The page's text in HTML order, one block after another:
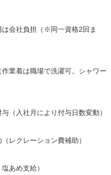
会社負担（※同一資格2回ま
業着は職場で洗濯可。シャワー
（入社月により付与日数変動）
レクレーション費補助）
あめ支給）